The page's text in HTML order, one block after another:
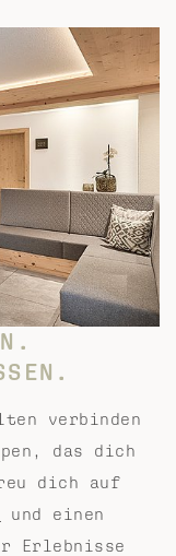
verbinden
das dich
dich auf
und einen
Erlebnisse